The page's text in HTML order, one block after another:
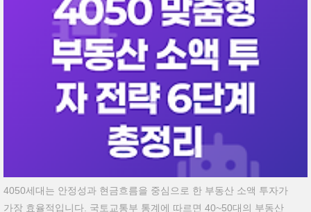
스스로 운용할 수 있는 개인형 퇴직연금 계좌입니다. 퇴직금, 연금
저축, 추가 납입금을 한 ..
4050세대는 안정성과 현금흐름을 중심으로 한 부동산 소액 투자가
가장 효율적입니다. 국토교통부 통계에 따르면 40~50대의 부동산